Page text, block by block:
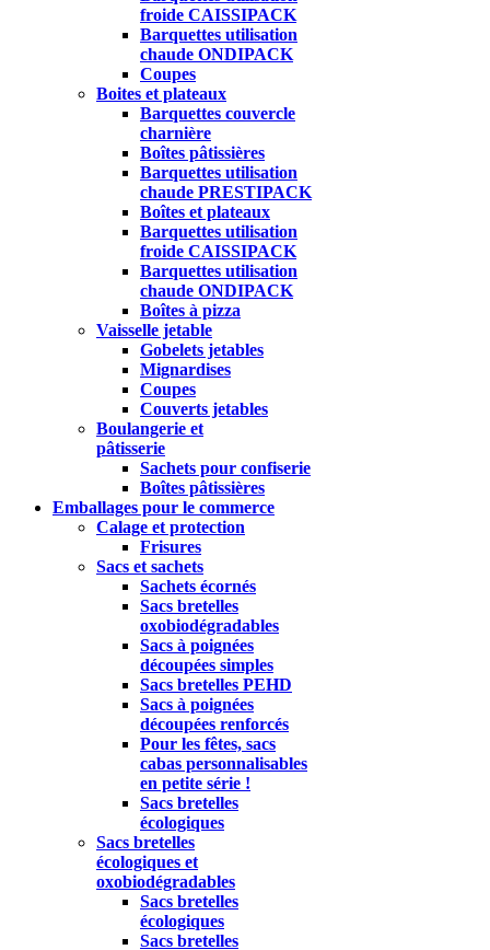
froide CAISSIPACK
Barquettes utilisation
chaude ONDIPACK
Coupes
Boites et plateaux
Barquettes couvercle
charnière
Boîtes pâtissières
Barquettes utilisation
chaude PRESTIPACK
Boîtes et plateaux
Barquettes utilisation
froide CAISSIPACK
Barquettes utilisation
chaude ONDIPACK
Boîtes à pizza
Vaisselle jetable
Gobelets jetables
Mignardises
Coupes
Couverts jetables
Boulangerie et
pâtisserie
Sachets pour confiserie
Boîtes pâtissières
Emballages pour le commerce
Calage et protection
Frisures
Sacs et sachets
Sachets écornés
Sacs bretelles
oxobiodégradables
Sacs à poignées
découpées simples
Sacs bretelles PEHD
Sacs à poignées
découpées renforcés
Pour les fêtes, sacs
cabas personnalisables
en petite série !
Sacs bretelles
écologiques
Sacs bretelles
écologiques et
oxobiodégradables
Sacs bretelles
écologiques
Sacs bretelles